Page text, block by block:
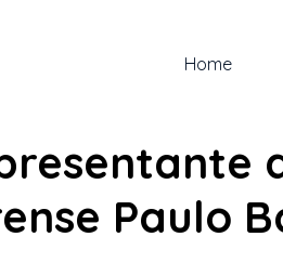
Home
Paulo
estrelas.